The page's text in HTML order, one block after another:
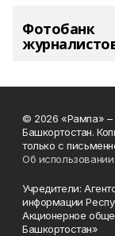
Фотобанк
© 2026 «Рампа» –
Башкортостан.
только с
Об
Учредители:
информации
Акционерное
Башкортостан»